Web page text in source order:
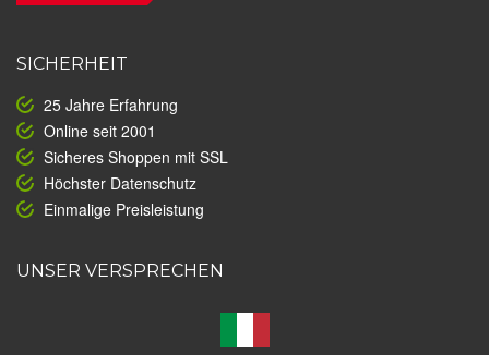
SICHERHEIT
25 Jahre Erfahrung
Online seit 2001
Sicheres Shoppen mit SSL
Höchster Datenschutz
Einmalige Preisleistung
UNSER VERSPRECHEN